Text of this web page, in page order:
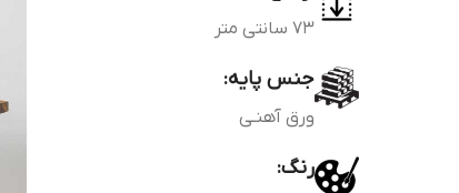
73 سانتی متر
جنس پایه:
ورق آهنـی
رنگ: